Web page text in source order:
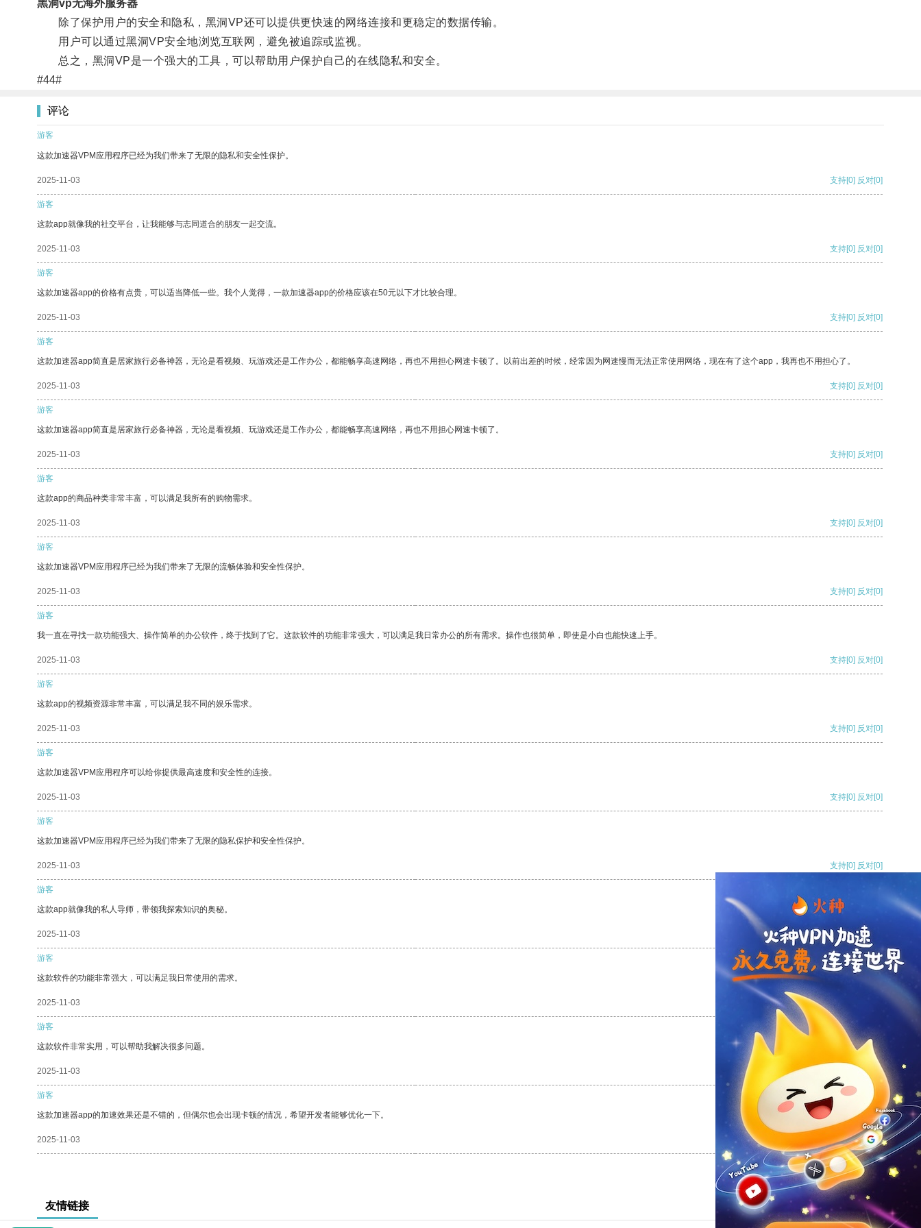
黑洞vp无海外服务器
除了保护用户的安全和隐私，黑洞VP还可以提供更快速的网络连接和更稳定的数据传输。
用户可以通过黑洞VP安全地浏览互联网，避免被追踪或监视。
总之，黑洞VP是一个强大的工具，可以帮助用户保护自己的在线隐私和安全。
#44#
评论
游客
这款加速器VPM应用程序已经为我们带来了无限的隐私和安全性保护。
2025-11-03 支持[0] 反对[0]
游客
这款app就像我的社交平台，让我能够与志同道合的朋友一起交流。
2025-11-03 支持[0] 反对[0]
游客
这款加速器app的价格有点贵，可以适当降低一些。我个人觉得，一款加速器app的价格应该在50元以下才比较合理。
2025-11-03 支持[0] 反对[0]
游客
这款加速器app简直是居家旅行必备神器，无论是看视频、玩游戏还是工作办公，都能畅享高速网络，再也不用担心网速卡顿了。以前出差的时候，经常因为网速慢而无法正常使用网络，现在有了这个app，我再也不用担心了。
2025-11-03 支持[0] 反对[0]
游客
这款加速器app简直是居家旅行必备神器，无论是看视频、玩游戏还是工作办公，都能畅享高速网络，再也不用担心网速卡顿了。
2025-11-03 支持[0] 反对[0]
游客
这款app的商品种类非常丰富，可以满足我所有的购物需求。
2025-11-03 支持[0] 反对[0]
游客
这款加速器VPM应用程序已经为我们带来了无限的流畅体验和安全性保护。
2025-11-03 支持[0] 反对[0]
游客
我一直在寻找一款功能强大、操作简单的办公软件，终于找到了它。这款软件的功能非常强大，可以满足我日常办公的所有需求。操作也很简单，即使是小白也能快速上手。
2025-11-03 支持[0] 反对[0]
游客
这款app的视频资源非常丰富，可以满足我不同的娱乐需求。
2025-11-03 支持[0] 反对[0]
游客
这款加速器VPM应用程序可以给你提供最高速度和安全性的连接。
2025-11-03 支持[0] 反对[0]
游客
这款加速器VPM应用程序已经为我们带来了无限的隐私保护和安全性保护。
2025-11-03 支持[0] 反对[0]
游客
这款app就像我的私人导师，带领我探索知识的奥秘。
2025-11-03 支持[0] 反对
游客
这款软件的功能非常强大，可以满足我日常使用的需求。
2025-11-03 支持
游客
这款软件非常实用，可以帮助我解决很多问题。
2025-11-03 反对 [0]
游客
这款加速器app的加速效果还是不错的，但偶尔也会出现卡顿的情况，希望开发者能够优化一下。
2025-11-03 支持[0] 反对[0]
友情链接